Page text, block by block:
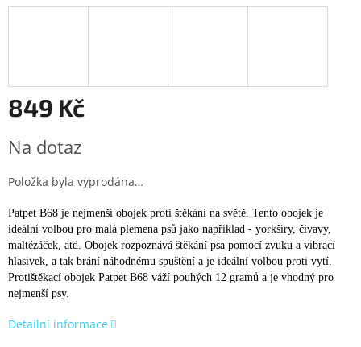
849 Kč
cena:
Na dotaz
Položka byla vyprodána…
Patpet B68 je nejmenší obojek proti štěkání na světě. Tento obojek je
ideální volbou pro malá plemena psů jako například - yorkšíry, čivavy,
maltézáček, atd. Obojek rozpoznává štěkání psa pomocí zvuku a vibrací
hlasivek, a tak brání náhodnému spuštění a je ideální volbou proti vytí.
Protištěkací obojek Patpet B68 váží pouhých 12 gramů a je vhodný pro
nejmenší psy.
Detailní informace